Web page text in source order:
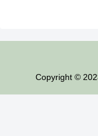
Copyright ©